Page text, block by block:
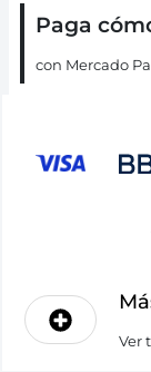
Paga
con Mercado
Ver